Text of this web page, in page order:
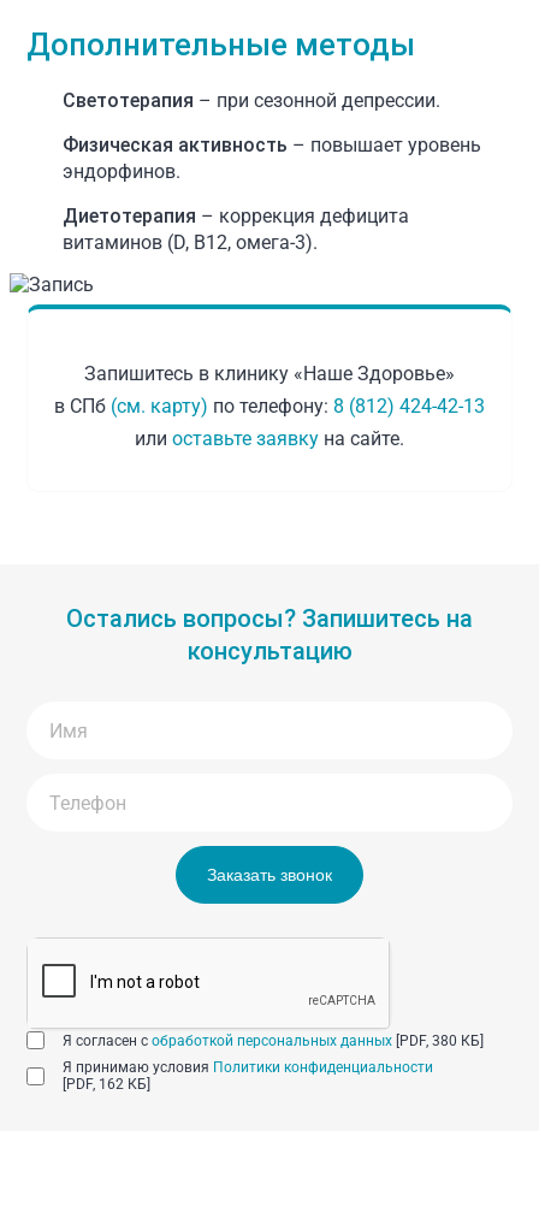
Дополнительные методы
Светотерапия – при сезонной депрессии.
Физическая активность – повышает уровень
эндорфинов.
Диетотерапия – коррекция дефицита
витаминов (D, B12, омега-3).
Запишитесь в клинику «Наше Здоровье»
в СПб (см. карту) по телефону: 8 (812) 424-42-13
или оставьте заявку на сайте.
Остались вопросы? Запишитесь на
консультацию
Заказать звонок
Я согласен собработкой персональных данных [PDF, 380 КБ]
Я принимаю условия Политики конфиденциальности
[PDF, 162 КБ]